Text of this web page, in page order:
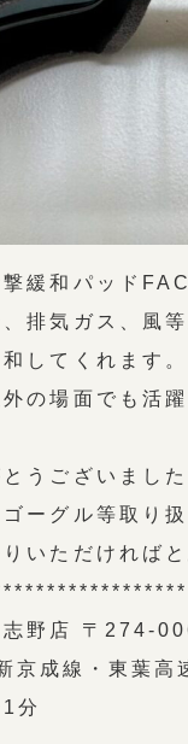
撃緩和パッド
排気ガス、風
してくれます。
の場面でも活
うございました
ーグル等取り
いただければと
志野店 〒274-
成線・東葉高
分